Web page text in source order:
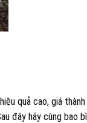
quả cao, giá
đây hãy cùng bao